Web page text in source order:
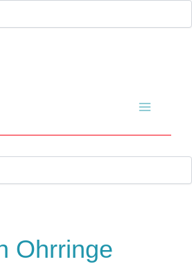
Ohrringe
Beliebtheit